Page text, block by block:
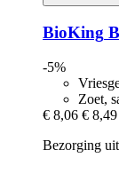
BioKing
-5%
Zoet,
€ 8,06 € 8,49
Bezorging